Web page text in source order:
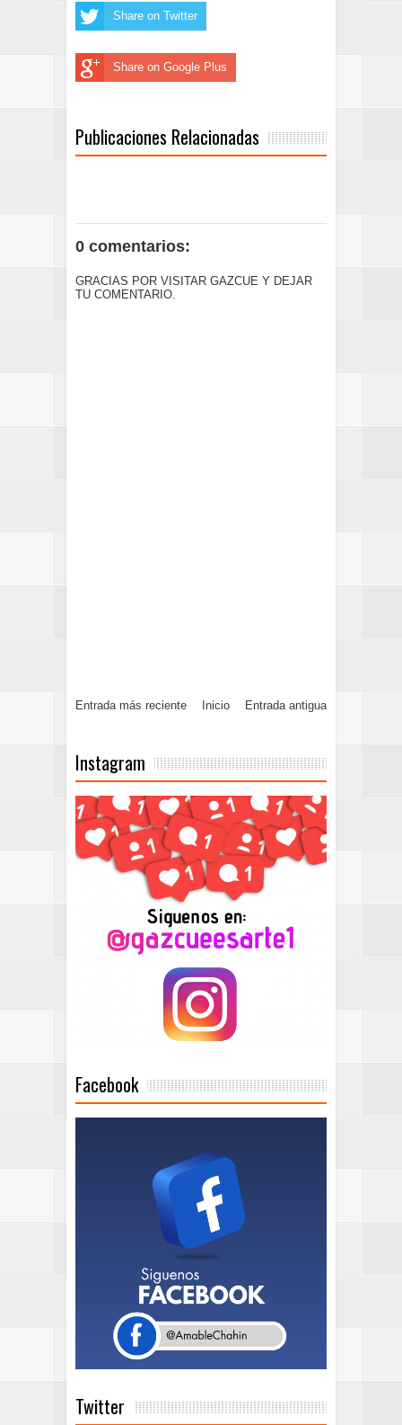
Share on Twitter
Share on Google Plus
Publicaciones Relacionadas
0 comentarios:
GRACIAS POR VISITAR GAZCUE Y DEJAR
TU COMENTARIO.
Entrada más reciente Entrada antigua
Inicio
Instagram
Facebook
Twitter